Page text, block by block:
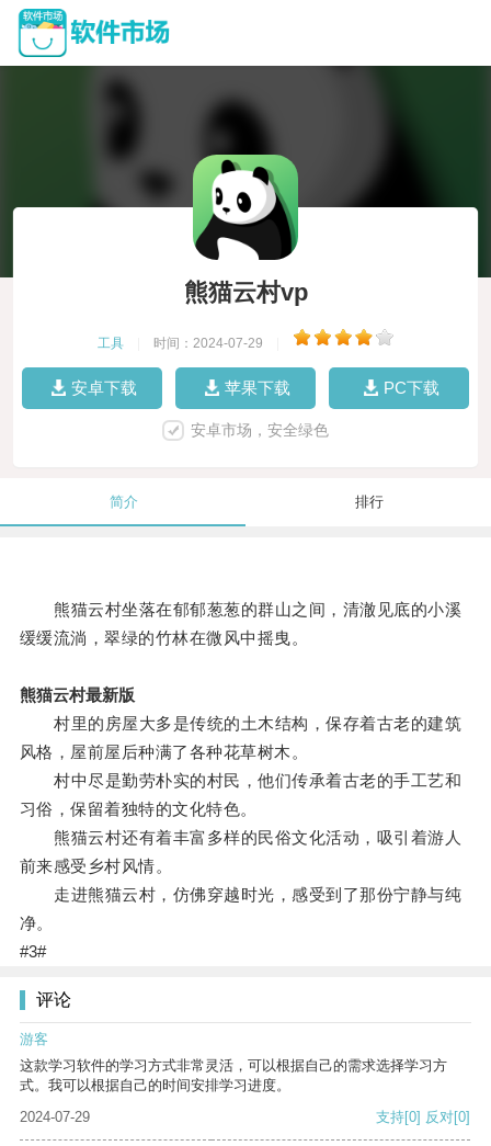
熊猫云村vp
工具 时间：2024-07-29
安卓下载 苹果下载 PC下载
安卓市场，安全绿色
简介 排行
熊猫云村坐落在郁郁葱葱的群山之间，清澈见底的小溪
缓缓流淌，翠绿的竹林在微风中摇曳。
熊猫云村最新版
村里的房屋大多是传统的土木结构，保存着古老的建筑
风格，屋前屋后种满了各种花草树木。
村中尽是勤劳朴实的村民，他们传承着古老的手工艺和
习俗，保留着独特的文化特色。
熊猫云村还有着丰富多样的民俗文化活动，吸引着游人
前来感受乡村风情。
走进熊猫云村，仿佛穿越时光，感受到了那份宁静与纯
净。
#3#
评论
游客
这款学习软件的学习方式非常灵活，可以根据自己的需求选择学习方
式。我可以根据自己的时间安排学习进度。
2024-07-29
支持[0] 反对[0]